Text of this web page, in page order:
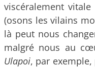
viscéralement
(osons les vilains
là peut nous
malgré nous au
Ulapoi, par